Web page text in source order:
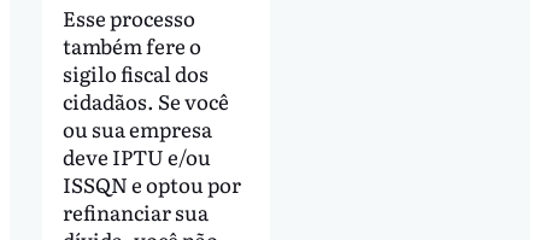
Esse processo
também fere o
sigilo fiscal dos
cidadãos. Se você
ou sua empresa
deve IPTU e/ou
ISSQN e optou por
refinanciar sua